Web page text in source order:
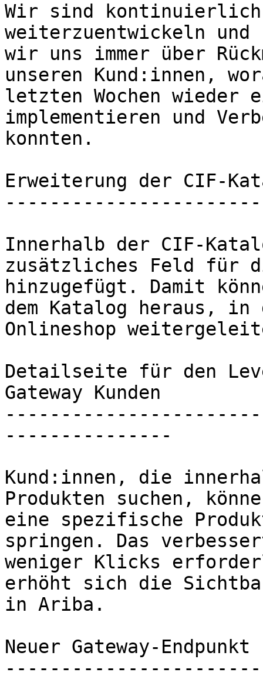
Wir sind kontinuierlich
weiterzuentwickeln
wir uns immer über
unseren Kund:innen,
letzten Wochen wieder
implementieren und
konnten.
Erweiterung der CIF-
Innerhalb der CIF-
zusätzliches Feld für
hinzugefügt. Damit
dem Katalog heraus, in
Onlineshop
Detailseite für den
Gateway Kunden
---------------
Kund:innen, die
Produkten suchen,
eine spezifische
springen. Das
weniger Klicks
erhöht sich die
in Ariba.
Neuer Gateway-